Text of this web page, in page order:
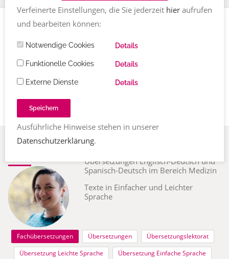
Texttreff-Fachfrauenmarkt
Übersicht/ Barrierearmut
Anne
50321 Brühl, Deutschland
Übersetzungen Englisch-Deutsch und
Spanisch-Deutsch im Bereich Medizin
Texte in Einfacher und Leichter
Sprache
Fachübersetzungen Übersetzungen
Übersetzungslektorat
Übersetzung Leichte Sprache
Übersetzung Einfache Sprache
Verfeinerte Einstellungen, die Sie jederzeit hieraufrufen
und bearbeiten können:
Notwendige Cookies Details
Funktionelle Cookies Details
Externe Dienste Details
Speichern
Ausführliche Hinweise stehen in unserer
Datenschutzerklärung.